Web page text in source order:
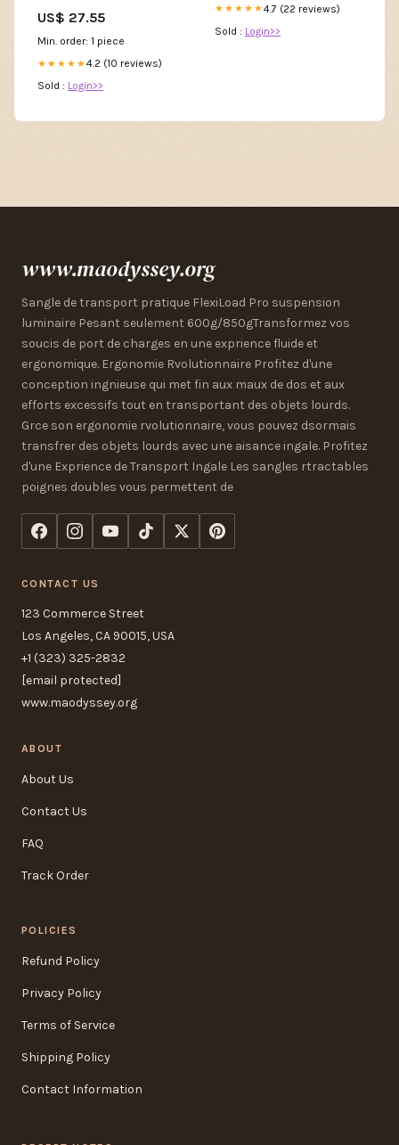
jkprom
US$ 27.55
Min. order: 1 piece
★★★★★4.2 (10 reviews)
Sold : Login>>
★★★★★4.7 (22 reviews)
Sold : Login>>
www.maodyssey.org
Sangle de transport pratique FlexiLoad Pro suspension
luminaire Pesant seulement 600g/850gTransformez vos
soucis de port de charges en une exprience fluide et
ergonomique. Ergonomie Rvolutionnaire Profitez d'une
conception ingnieuse qui met fin aux maux de dos et aux
efforts excessifs tout en transportant des objets lourds.
Grce son ergonomie rvolutionnaire, vous pouvez dsormais
transfrer des objets lourds avec une aisance ingale. Profitez
d'une Exprience de Transport Ingale Les sangles rtractables
poignes doubles vous permettent de
CONTACT US
123 Commerce Street
Los Angeles, CA 90015, USA
+1 (323) 325-2832
[email protected]
www.maodyssey.org
ABOUT
About Us
Contact Us
FAQ
Track Order
POLICIES
Refund Policy
Privacy Policy
Terms of Service
Shipping Policy
Contact Information